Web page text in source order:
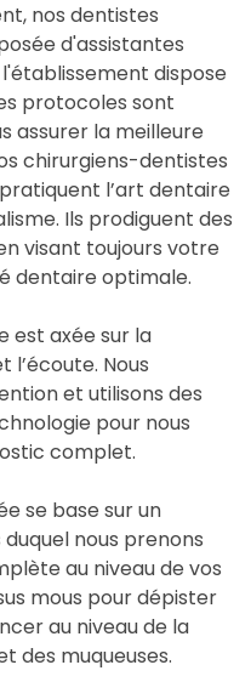
nos dentistes
d'assistantes
dispose
protocoles sont
assurer la meilleure
chirurgiens-dentistes
l’art dentaire
Ils prodiguent des
visant toujours votre
dentaire optimale.
est axée sur la
l’écoute. Nous
et utilisons des
pour nous
complet.
se base sur un
nous prenons
au niveau de vos
mous pour dépister
au niveau de la
des muqueuses.